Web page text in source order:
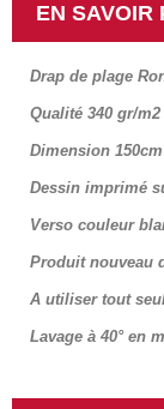
EN SAVOIR
Drap de plage
Qualité 340 gr/m2
Dimension
Dessin imprimé
Verso couleur
Produit nouveau
A utiliser tout
Lavage à 40° en